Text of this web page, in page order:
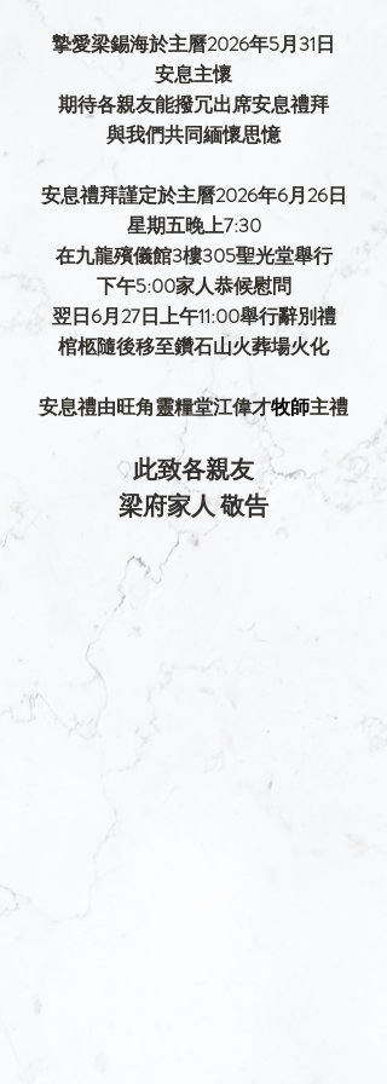
摯愛梁錫海於主曆2026年5月31日
安息主懷
期待各親友能撥冗出席安息禮拜
與我們共同緬懷思憶
安息禮拜謹定於主曆2026年6月26日
星期五晚上7:30
在九龍殯儀館3樓305聖光堂舉行
下午5:00家人恭候慰問
翌日6月27日上午11:00舉行辭別禮
棺柩隨後移至鑽石山火葬場火化
安息禮由旺角靈糧堂江偉才牧師主禮
此致各親友
梁府家人 敬告